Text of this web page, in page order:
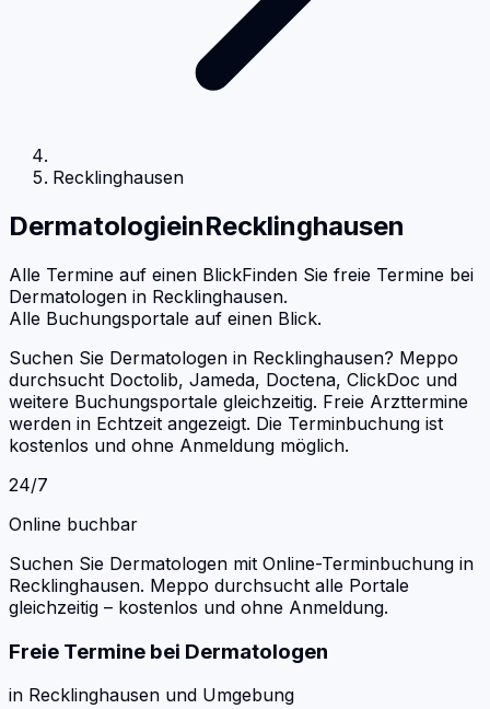
Recklinghausen
DermatologieinRecklinghausen
Alle Termine auf einen BlickFinden Sie freie Termine bei
Dermatologen in Recklinghausen.
Alle Buchungsportale auf einen Blick.
Suchen Sie Dermatologen in Recklinghausen? Meppo
durchsucht Doctolib, Jameda, Doctena, ClickDoc und
weitere Buchungsportale gleichzeitig. Freie Arzttermine
werden in Echtzeit angezeigt. Die Terminbuchung ist
kostenlos und ohne Anmeldung möglich.
24/7
Online buchbar
Suchen Sie Dermatologen mit Online-Terminbuchung in
Recklinghausen. Meppo durchsucht alle Portale
gleichzeitig – kostenlos und ohne Anmeldung.
Freie Termine bei Dermatologen
in Recklinghausen und Umgebung